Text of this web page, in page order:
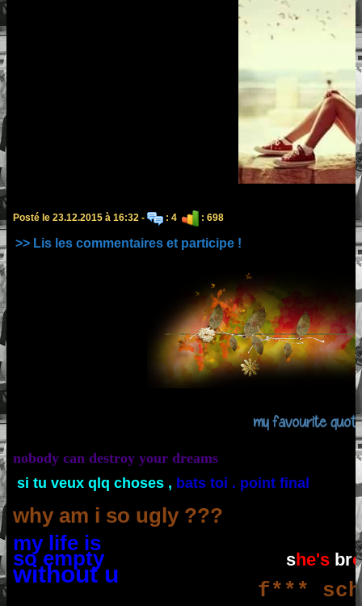
Posté le 23.12.2015 à 16:32 - : 4 : 698
>> Lis les commentaires et participe !
my favourite
nobody can destroy your dreams
si tu veux qlq choses , bats toi . point final
why am i so ugly ???
my life is
so empty she's br
without u
f***